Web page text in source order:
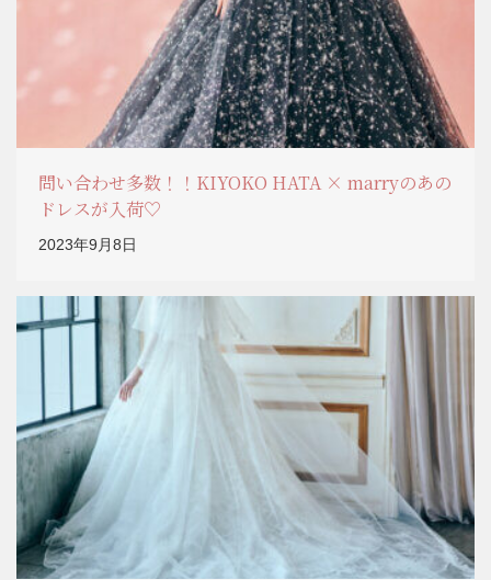
問い合わせ多数！！KIYOKO HATA × marryのあの
ドレスが入荷♡
2023年9月8日